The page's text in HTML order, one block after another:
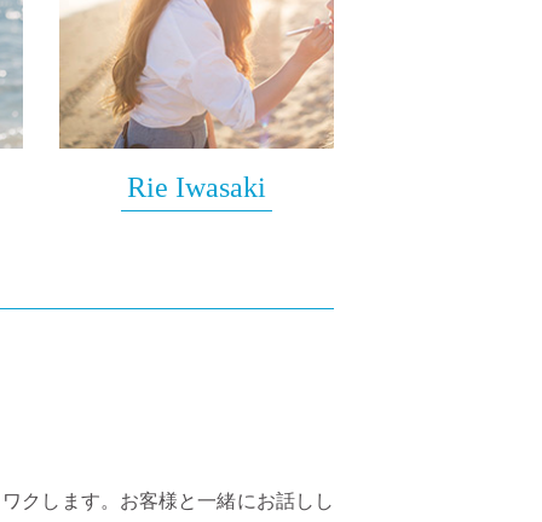
Rie Iwasaki
クします。お客様と一緒にお話しし